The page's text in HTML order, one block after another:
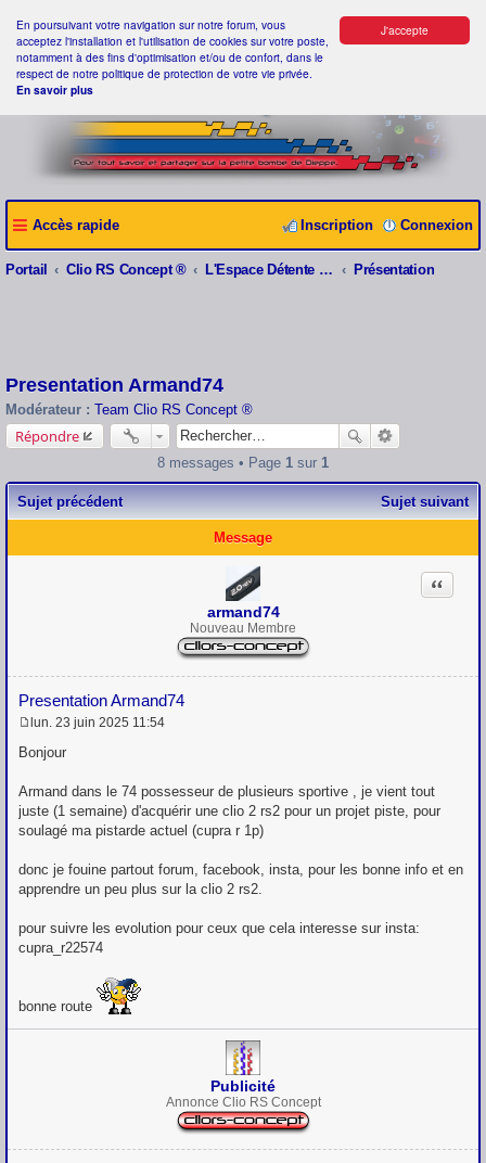
J'accepte
En poursuivant votre navigation sur notre forum, vous
acceptez l'installation et l'utilisation de cookies sur votre poste,
notamment à des fins d'optimisation et/ou de confort, dans le
respect de notre politique de protection de votre vie privée.
En savoir plus
Accès rapide Connexion
Inscription
Portail Clio RS Concept ® L'Espace Détente Clio RS Concept ® Présentation
Presentation Armand74
Modérateur : Team Clio RS Concept ®
Répondre
8 messages • Page 1 sur 1
Sujet précédent Sujet suivant
Message
armand74
Nouveau Membre
Presentation Armand74
Citation
e
a
g
e
lun. 23 juin 2025 11:54
Bonjour
Armand dans le 74 possesseur de plusieurs sportive , je vient tout
juste (1 semaine) d'acquérir une clio 2 rs2 pour un projet piste, pour
soulagé ma pistarde actuel (cupra r 1p)
donc je fouine partout forum, facebook, insta, pour les bonne info et en
apprendre un peu plus sur la clio 2 rs2.
pour suivre les evolution pour ceux que cela interesse sur insta:
cupra_r22574
bonne route
Publicité
Annonce Clio RS Concept